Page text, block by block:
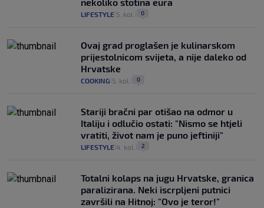
nekoliko stotina eura
LIFESTYLE 5. kol. 0
Ovaj grad proglašen je kulinarskom
prijestolnicom svijeta, a nije daleko od
Hrvatske
COOKING 5. kol. 0
Stariji bračni par otišao na odmor u
Italiju i odlučio ostati: "Nismo se htjeli
vratiti, život nam je puno jeftiniji"
LIFESTYLE 4. kol. 2
Totalni kolaps na jugu Hrvatske, granica
paralizirana. Neki iscrpljeni putnici
završili na Hitnoj: "Ovo je teror!"